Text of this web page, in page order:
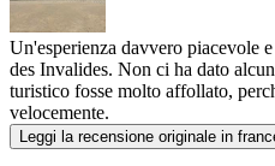
Un'esperienza davvero piacevole
des Invalides. Non ci ha dato
turistico fosse molto affollato,
velocemente.
Leggi la recensione originale in